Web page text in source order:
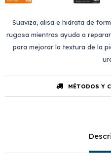
Suaviza, alisa e hidrata de
rugosa mientras ayuda a
para mejorar la textura de la
MÉTODOS Y